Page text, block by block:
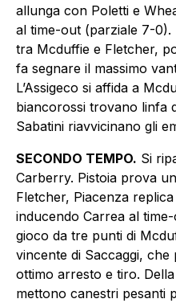
allunga con Poletti e
al time-out (parziale 7-0).
tra Mcduffie e Fletcher,
fa segnare il massimo
L’Assigeco si affida a
biancorossi trovano linfa
Sabatini riavvicinano gli
SECONDO TEMPO. Si
Carberry. Pistoia prova
Fletcher, Piacenza
inducendo Carrea al
gioco da tre punti di
vincente di Saccaggi,
ottimo arresto e tiro.
mettono canestri pesanti